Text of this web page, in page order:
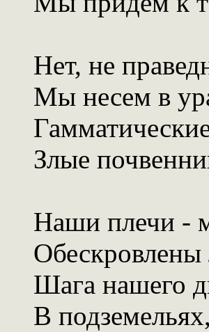
Нет, не
Мы несем в
Злые
Наши плечи -
Шага нашего
В